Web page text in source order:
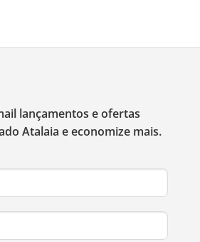
lançamentos e ofertas
Atalaia e economize mais.